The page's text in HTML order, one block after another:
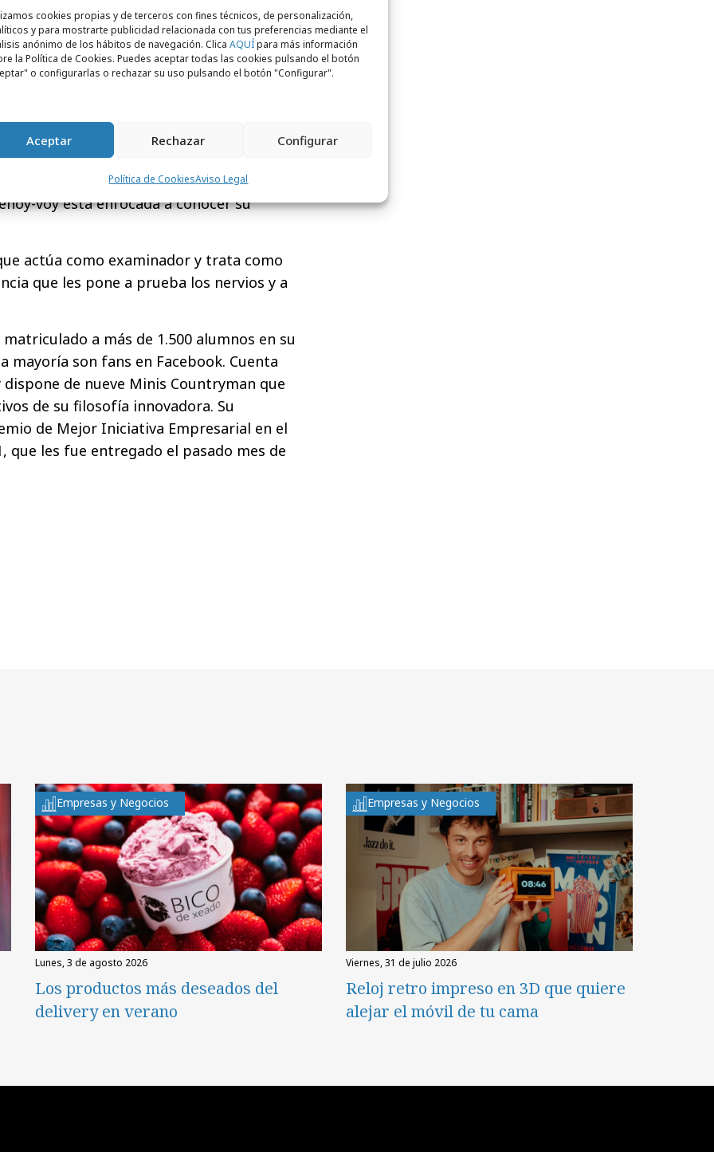
cookies propias y de terceros con fines técnicos, de personalización,
y para mostrarte publicidad relacionada con tus preferencias mediante el
anónimo de los hábitos de navegación. Clica AQUÍpara más información
la Política de Cookies. Puedes aceptar todas las cookies pulsando el botón
o configurarlas o rechazar su uso pulsando el botón "Configurar".
Aceptar Rechazar Configurar
Política de CookiesAviso Legal
voy imparte unamaster classen la
alumnos en qué se fijan los
claves para no ponerse nerviosos,
pone a veces en el examinador. Para
voy está enfocada a conocer su
actúa como examinador y trata como
que les pone a prueba los nervios y a
matriculado a más de 1.500 alumnos en su
mayoría son fans en Facebook. Cuenta
de nueve Minis Countryman que
de su filosofía innovadora. Su
de Mejor Iniciativa Empresarial en el
que les fue entregado el pasado mes de
Empresas y Negocios
lunes, 3 de agosto 2026
Los productos más deseados del
delivery en verano
Empresas y Negocios
viernes, 31 de julio 2026
Reloj retro impreso en 3D que quiere
alejar el móvil de tu cama